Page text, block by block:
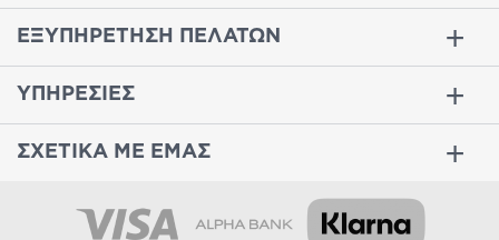
ΕΞΥΠΗΡΕΤΗΣΗ ΠΕΛΑΤΩΝ
ΥΠΗΡΕΣΙΕΣ
ΣΧΕΤΙΚΑ ΜΕ ΕΜΑΣ